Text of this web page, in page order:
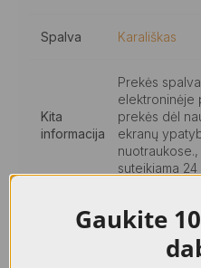
Spalva Karališkas
Kita
informacija
Prekės
elektroninėje
prekės dėl
ekranų
nuotraukose.,
suteikiama
Gaukite